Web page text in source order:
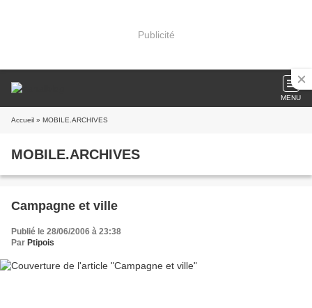
Publicité
MENU
Accueil » MOBILE.ARCHIVES
MOBILE.ARCHIVES
Campagne et ville
Publié le 28/06/2006 à 23:38
Par Ptipois